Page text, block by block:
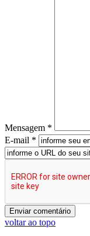
Mensagem *
E-mail *
voltar ao topo